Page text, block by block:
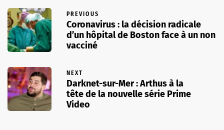
PREVIOUS
Coronavirus : la décision radicale
d’un hôpital de Boston face à un non
vacciné
NEXT
Darknet-sur-Mer : Arthus à la
tête de la nouvelle série Prime
Video